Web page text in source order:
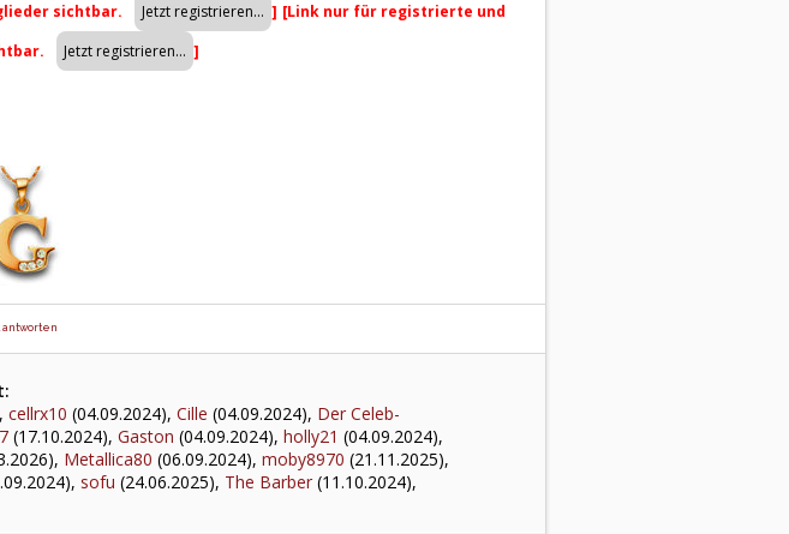
sichtbar. ] [Link nur für registrierte und
]
antworten
cellrx10 (04.09.2024), Cille (04.09.2024), Der Celeb-
(17.10.2024), Gaston (04.09.2024), holly21 (04.09.2024),
Metallica80 (06.09.2024), moby8970 (21.11.2025),
sofu (24.06.2025), The Barber (11.10.2024),